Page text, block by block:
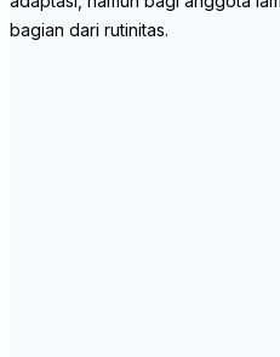
bagian dari rutinitas.